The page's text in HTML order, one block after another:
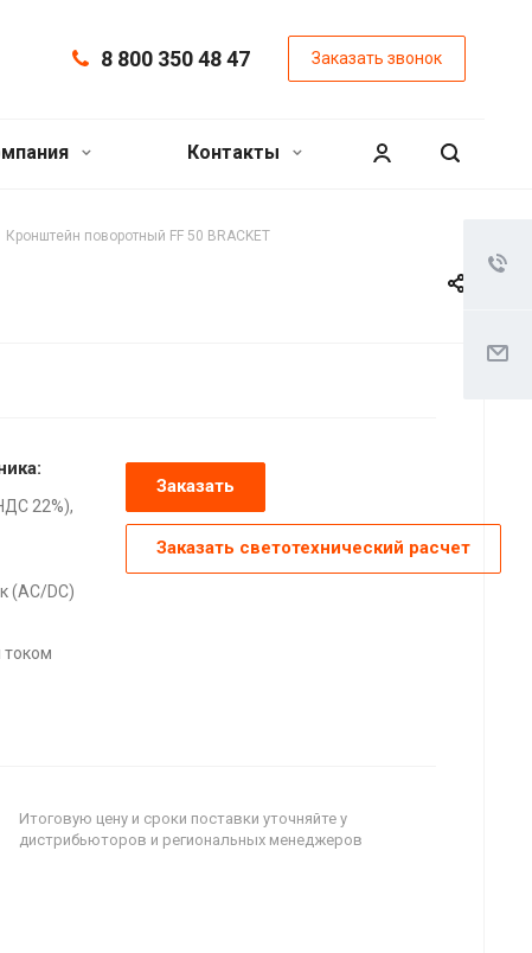
8 800 350 48 47 Заказать звонок
Контакты
Кронштейн поворотный FF 50 BRACKET
22%),
(AC/DC)
током
Заказать
Заказать светотехнический расчет
Итоговую цену и сроки поставки уточняйте у
дистрибьюторов и региональных менеджеров